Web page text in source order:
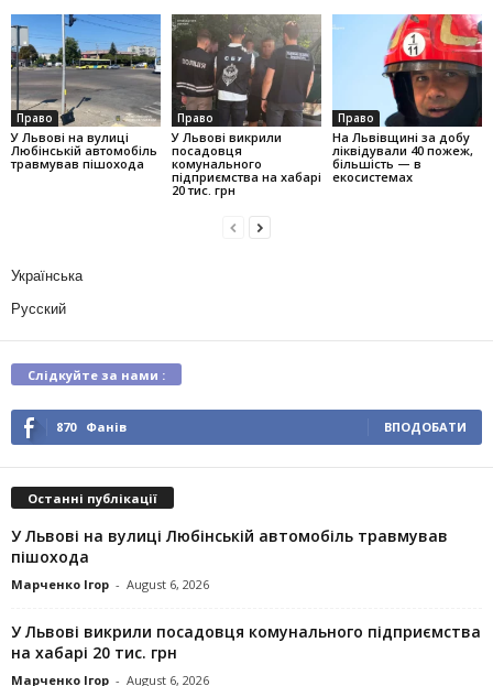
Право
У Львові на вулиці
Любінській автомобіль
травмував пішохода
Право
У Львові викрили
посадовця
комунального
підприємства на хабарі
20 тис. грн
Право
На Львівщині за добу
ліквідували 40 пожеж,
більшість — в
екосистемах
Українська
Русский
Слідкуйте за нами :
870 Фанів ВПОДОБАТИ
Останні публікації
У Львові на вулиці Любінській автомобіль травмував
пішохода
Марченко Ігор - August 6, 2026
У Львові викрили посадовця комунального підприємства
на хабарі 20 тис. грн
Марченко Ігор - August 6, 2026